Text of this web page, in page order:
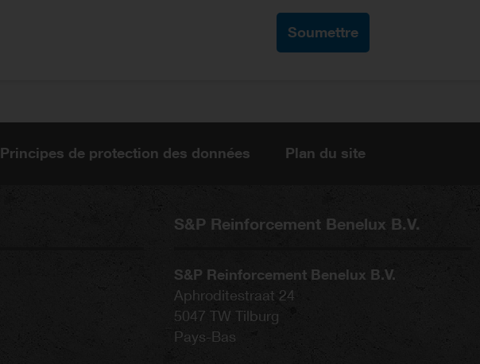
Principes de protection des données Plan du site
S&P Reinforcement Benelux B.V.
S&P Reinforcement Benelux B.V.
Aphroditestraat 24
5047 TW Tilburg
Pays-Bas